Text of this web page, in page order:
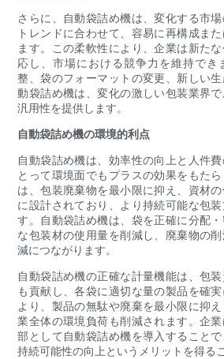
さらに、自動袋詰め機は、変化する市
トレンドに合わせて、容易に再構成ま
ます。この柔軟性により、企業は新た
応し、市場における競争力を維持でき
整、袋のフォーマットの変更、新しい
動袋詰め機は、変化の激しい包装業界
汎用性を提供します。
自動袋詰め機の環境的利点
自動袋詰め機は、効率性の向上と人件
とって環境面でもプラスの効果をもた
は、包装廃棄物を最小限に抑え、資材
に設計されており、より持続可能な包
す。自動袋詰め機は、袋を正確に分配
な包装材の使用量を削減し、廃棄物の
減につながります。
自動袋詰め機の正確な計量機能は、包
も貢献し、各袋に適切な量の製品を確
より、製品の無駄や廃棄を最小限に抑
業全体の環境負荷も削減されます。企
部として自動袋詰め機を導入すること
持続可能性の向上というメリットを得る